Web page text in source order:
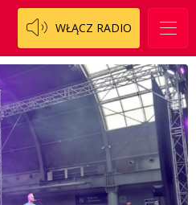
WŁĄCZ RADIO